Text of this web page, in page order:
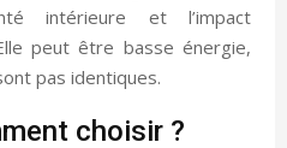
intérieure et l’impact
peut être basse énergie,
pas identiques.
choisir ?